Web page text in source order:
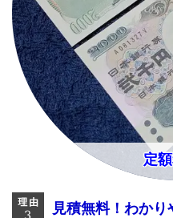
定
見積無料！わか